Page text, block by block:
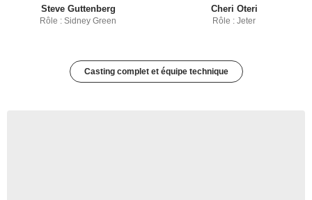
Steve Guttenberg
Rôle : Sidney Green
Cheri Oteri
Rôle : Jeter
Casting complet et équipe technique